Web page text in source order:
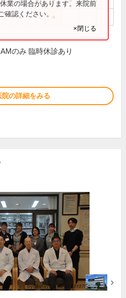
●
業の場合があります。来院前
確認ください。
×閉じる
のみ 臨時休診あり
院の詳細をみる